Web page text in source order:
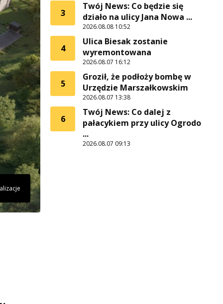
3
Twój News: Co będzie się
działo na ulicy Jana Nowa ...
2026.08.08 10:52
4
Ulica Biesak zostanie
wyremontowana
2026.08.07 16:12
5
Groził, że podłoży bombę w
Urzędzie Marszałkowskim
2026.08.07 13:38
6
Twój News: Co dalej z
pałacykiem przy ulicy Ogrodo
...
2026.08.07 09:13